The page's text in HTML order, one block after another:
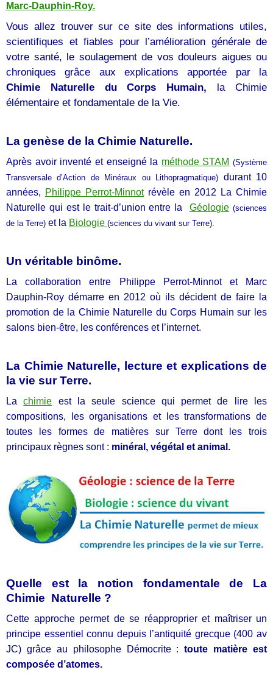
Marc-Dauphin-Roy.
Vous allez trouver sur ce site des informations utiles,
scientifiques et fiables pour l’amélioration générale de
votre santé, le soulagement de vos douleurs aigues ou
chroniques grâce aux explications apportée par la
Chimie Naturelle du Corps Humain, la Chimie
élémentaire et fondamentale de la Vie.
La genèse de la Chimie Naturelle.
Après avoir inventé et enseigné la méthode STAM (Système
Transversale d’Action de Minéraux ou Lithopragmatique) durant 10
années, Philippe Perrot-Minnotrévèle en 2012
La Chimie
Naturelle qui est le trait-d’union entre laGéologie (sciences
de la Terre) et la Biologie (sciences du vivant sur Terre).
Un véritable binôme.
La collaboration entre Philippe Perrot-Minnot et Marc
Dauphin-Roy démarre en 2012 où ils décident de faire la
promotion de la Chimie Naturelle du Corps Humain sur les
salons bien-être, les conférences et l’internet.
La Chimie Naturelle, lecture et explications de
la vie sur Terre.
Lachimie est la seule science qui permet de lire les
compositions, les organisations et les transformations de
toutes les formes de matières sur Terre dont les trois
principaux règnes sont : minéral, végétal et animal.
Quelle est la notion fondamentale de La
Chimie Naturelle ?
Cette approche permet de se réapproprier et maîtriser un
principe essentiel connu depuis l’antiquité grecque (400 av
JC) grâce au philosophe Démocrite :toute matière est
composée d’atomes.